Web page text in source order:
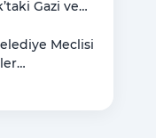
Gazi ve
Destek
Meclisi
Toplandı